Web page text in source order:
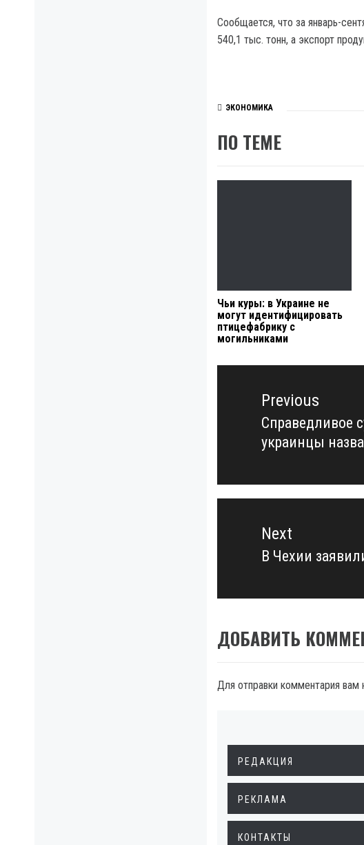
Сообщается, что за январь-
540,1 тыс. тонн, а экспорт
ЭКОНОМИКА
ПО ТЕМЕ
Чьи куры: в Украине не
могут идентифицировать
птицефабрику с
могильниками
Навигация
записямPrevious
Previous
post:
Справедливое
украинцы
Next
Next
В Чехии
ДОБАВИТЬ
Для отправки комментария вам
РЕДАКЦИЯ
РЕКЛАМА
КОНТАКТЫ